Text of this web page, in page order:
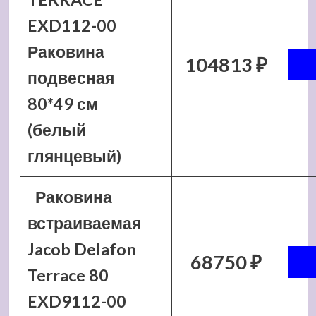
EXD112-00
Раковина
подвесная
80*49 см
(белый
глянцевый)
104813 ₽
Раковина
встраиваемая
Jacob Delafon
Terrace 80
EXD9112-00
68750 ₽